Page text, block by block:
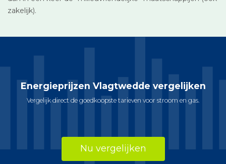
zakelijk).
Energieprijzen Vlagtwedde vergelijken
Vergelijk direct de goedkoopste tarieven voor stroom en gas.
Nu vergelijken